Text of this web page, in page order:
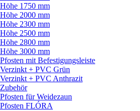
Höhe 1750 mm
Höhe 2000 mm
Höhe 2300 mm
Höhe 2500 mm
Höhe 2800 mm
Höhe 3000 mm
Pfosten mit Befestigungsleiste
Verzinkt + PVC Grün
Verzinkt + PVC Anthrazit
Zubehör
Pfosten für Weidezaun
Pfosten FLÓRA